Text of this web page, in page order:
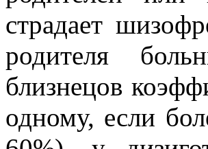
страдает
родителя
близнецов
одному, если